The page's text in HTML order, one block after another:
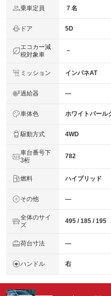
乗車定員 ７名
ドア 5D
エコカー減
税対象車
－
ミッション インパネAT
過給器 ―
車体色 ホワイトパール
駆動方式 4WD
車台番号下
3桁
782
燃料 ハイブリッド
その他 ―
全体のサイ
ズ
495 / 185 / 195
荷台寸法 ―
ハンドル 右